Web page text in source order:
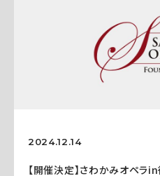
2024.12.14
【開催決定】さわかみオペラin